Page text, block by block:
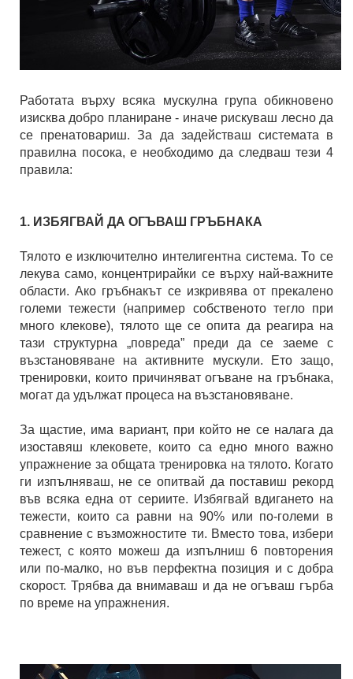
Работата върху всяка мускулна група обикновено
изисква добро планиране - иначе рискуваш лесно да
се пренатовариш. За да задействаш системата в
правилна посока, е необходимо да следваш тези 4
правила:
1. ИЗБЯГВАЙ ДА ОГЪВАШ ГРЪБНАКА
Тялото е изключително интелигентна система. То се
лекува само, концентрирайки се върху най-важните
области. Ако гръбнакът се изкривява от прекалено
големи тежести (например собственото тегло при
много клекове), тялото ще се опита да реагира на
тази структурна „повреда” преди да се заеме с
възстановяване на активните мускули. Ето защо,
тренировки, които причиняват огъване на гръбнака,
могат да удължат процеса на възстановяване.
За щастие, има вариант, при който не се налага да
изоставяш клековете, които са едно много важно
упражнение за общата тренировка на тялото. Когато
ги изпълняваш, не се опитвай да поставиш рекорд
във всяка една от сериите. Избягвай вдигането на
тежести, които са равни на 90% или по-големи в
сравнение с възможностите ти. Вместо това, избери
тежест, с която можеш да изпълниш 6 повторения
или по-малко, но във перфектна позиция и с добра
скорост. Трябва да внимаваш и да не огъваш гърба
по време на упражнения.